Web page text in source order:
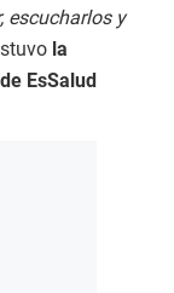
escucharlos y
la
EsSalud